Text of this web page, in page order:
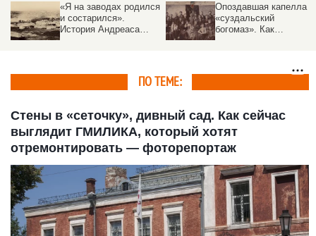
«Я на заводах родился
и состарился».
История Андреаса
промышленностью
Опоздавшая капелла и
«суздальский
богомаз». Как
ПО ТЕМЕ:
Стены в «сеточку», дивный сад. Как сейчас
выглядит ГМИЛИКА, который хотят
отремонтировать — фоторепортаж